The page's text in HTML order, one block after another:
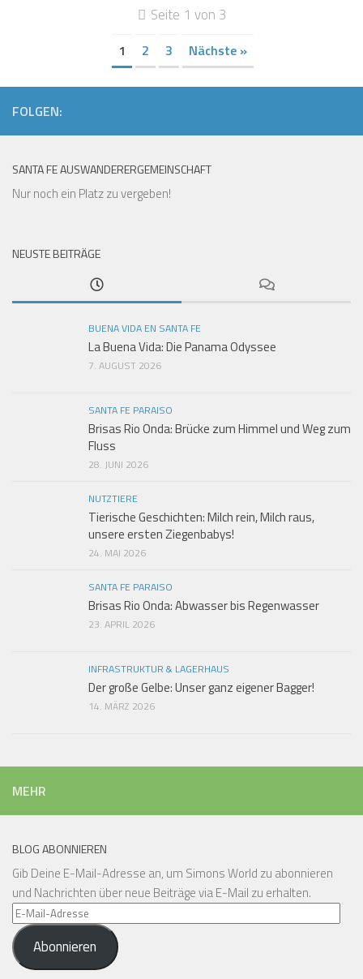
Seite 1 von 3
1 2 3 Nächste »
FOLGEN:
SANTA FE AUSWANDERERGEMEINSCHAFT
Nur noch ein Platz zu vergeben!
NEUSTE BEITRÄGE
BUENA VIDA EN SANTA FE
La Buena Vida: Die Panama Odyssee
7. AUGUST 2026
SANTA FE PARAISO
Brisas Rio Onda: Brücke zum Himmel und Weg zum
Fluss
28. JUNI 2026
NUTZTIERE
Tierische Geschichten: Milch rein, Milch raus,
unsere ersten Ziegenbabys!
24. MAI 2026
SANTA FE PARAISO
Brisas Rio Onda: Abwasser bis Regenwasser
23. APRIL 2026
INFRASTRUKTUR & LAGERHAUS
Der große Gelbe: Unser ganz eigener Bagger!
14. MÄRZ 2026
MEHR
BLOG ABONNIEREN
Gib Deine E-Mail-Adresse an, um Simons World zu abonnieren
und Nachrichten über neue Beiträge via E-Mail zu erhalten.
E-
Mail-
AdresseAbonnieren